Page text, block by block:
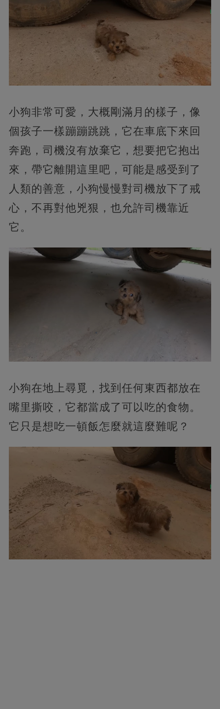
小狗非常可愛，大概剛滿月的樣子，像
個孩子一樣蹦蹦跳跳，它在車底下來回
奔跑，司機沒有放棄它，想要把它抱出
來，帶它離開這里吧，可能是感受到了
人類的善意，小狗慢慢對司機放下了戒
心，不再對他兇狠，也允許司機靠近
它。
小狗在地上尋覓，找到任何東西都放在
嘴里撕咬，它都當成了可以吃的食物。
它只是想吃一頓飯怎麼就這麼難呢？